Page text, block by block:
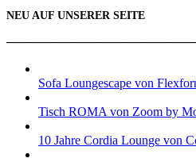
NEU AUF UNSERER SEITE
Sofa Loungescape von
Tisch ROMA von Zoom by
10 Jahre Cordia Lounge von